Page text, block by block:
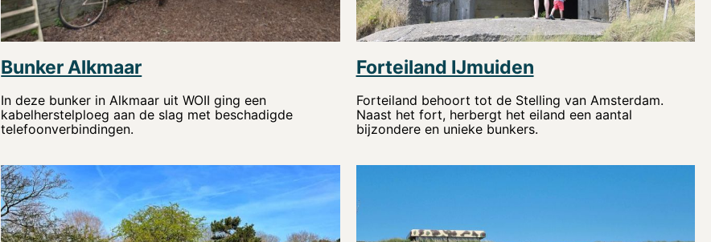
Bunker Alkmaar
In deze bunker in Alkmaar uit WOII ging een
kabelherstelploeg aan de slag met beschadigde
telefoonverbindingen.
Forteiland IJmuiden
Forteiland behoort tot de Stelling van Amsterdam.
Naast het fort, herbergt het eiland een aantal
bijzondere en unieke bunkers.